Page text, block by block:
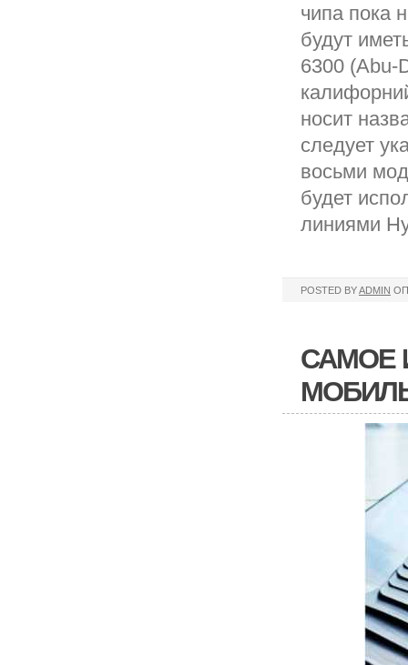
чипа пока
будут
6300 (Abu-
носит
следует
восьми
будет
линиями
POSTED BYADMIN
САМОЕ